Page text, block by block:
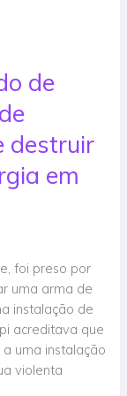
de
destruir
em
foi preso por
uma arma de
instalação de
acreditava que
uma instalação
violenta